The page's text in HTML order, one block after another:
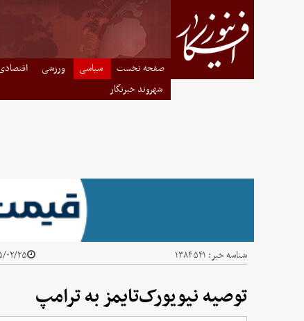
صفحه نخست سیاسی ورزشی
شهروند خبرنگار
شناسه خبر: ۱۳۸۴۵۴۱ ۱۴۰۵/۰۲/
توصیه نیویورک‌تایمز به ترامپ